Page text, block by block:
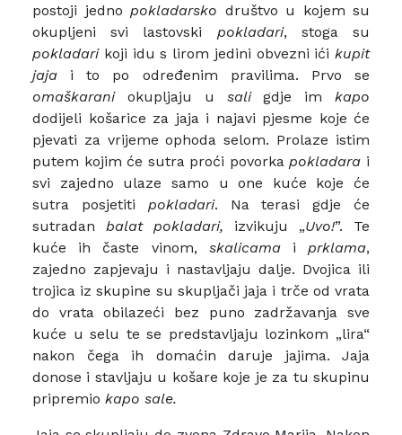
postoji jedno pokladarsko društvo u kojem su
okupljeni svi lastovski pokladari, stoga su
pokladarikoji idu s lirom jedini obvezni ići kupit
jaja i to po određenim pravilima. Prvo se
omaškarani okupljaju u saligdje imkapo
dodijeli košarice za jaja i najavi pjesme koje će
pjevati za vrijeme ophoda selom. Prolaze istim
putem kojim će sutra proći povorkapokladara i
svi zajedno ulaze samo u one kuće koje će
sutra posjetiti pokladari. Na terasi gdje će
sutradan balat pokladari, izvikuju „Uvo!”. Te
kuće ih časte vinom, skalicamaiprklama,
zajedno zapjevaju i nastavljaju dalje. Dvojica ili
trojica iz skupine su skupljači jaja i trče od vrata
do vrata obilazeći bez puno zadržavanja sve
kuće u selu te se predstavljaju lozinkom „lira“
nakon čega ih domaćin daruje jajima. Jaja
donose i stavljaju u košare koje je za tu skupinu
pripremio kapo sale.